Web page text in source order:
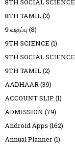
8TH SOCIAL SCIENCE
8TH TAMIL(2)
9 வகுப்பு (8)
9TH SCIENCE (1)
9TH SOCIAL SCIENCE
9TH TAMIL(2)
AADHAAR(39)
ACCOUNT SLIP (1)
ADMISSION (79)
Android Apps (162)
Annual Planner(1)